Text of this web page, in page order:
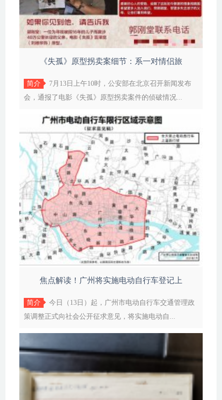
《失孤》原型拐卖案细节：系一对情侣旅
简介
7月13日上午10时，公安部在北京召开新闻发布
会，通报了电影《失孤》原型拐卖案件的侦破情况...
焦点解读！广州将实施电动自行车登记上
简介
今日（13日）起，广州市电动自行车交通管理政
策调整正式向社会公开征求意见，将实施电动自...